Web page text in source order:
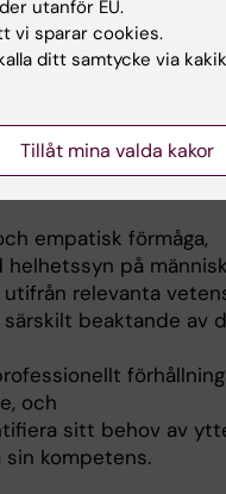
vid och
inklusive
med
empatisk förmåga,
på
relevanta
beaktande av
och
sitt behov av
kompetens.
utanför EU.
vi sparar cookies.
ditt samtycke via
Tillåt mina valda kakor